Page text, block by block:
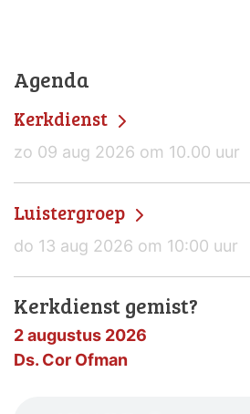
Agenda
Kerkdienst
zo 09 aug 2026 om 10.00 uur
Luistergroep
do 13 aug 2026 om 10:00 uur
Kerkdienst gemist?
2 augustus 2026
Ds. Cor Ofman